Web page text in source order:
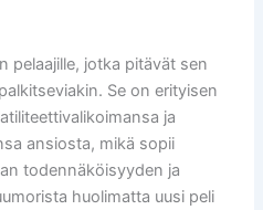
pelaajille, jotka pitävät sen
Se on erityisen
ja
ansiosta, mikä sopii
todennäköisyyden ja
huolimatta uusi peli